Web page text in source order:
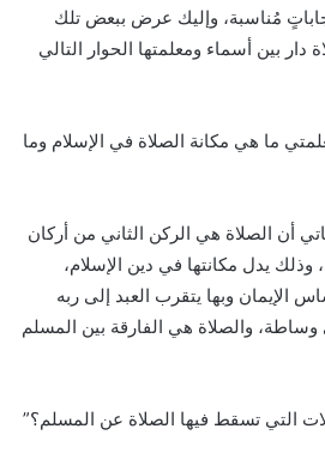
مُناسبة، وإليك عرض ببعض تلك
بين أسماء ومعلمتها الحوار التالي
ما هي مكانة الصلاة في الإسلام وما
أن الصلاة هي الركن الثاني من أركان
وذلك يدل مكانتها في دين الإسلام،
الإيمان وبها يتقرب العبد إلى ربه
والصلاة هي الفارقة بين المسلم
التي تسقط فيها الصلاة عن المسلم؟”